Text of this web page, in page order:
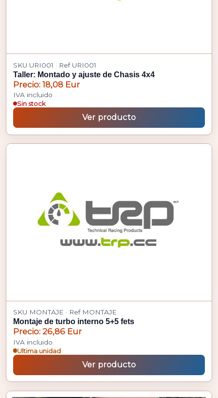
SKU URI001 · Ref URI001
Taller: Montado y ajuste de Chasis 4x4
Precio: 18,08 Eur
IVA incluido
Sin stock
Ver producto
SKU MONTAJE · Ref MONTAJE
Montaje de turbo interno 5+5 fets
Precio: 26,86 Eur
IVA incluido
Ultima unidad
Ver producto